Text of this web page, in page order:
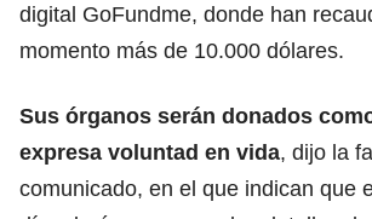
digital GoFundme, donde han
momento más de 10.000 dólares.
Sus órganos serán donados
expresa voluntad en vida, dijo la
comunicado, en el que indican que